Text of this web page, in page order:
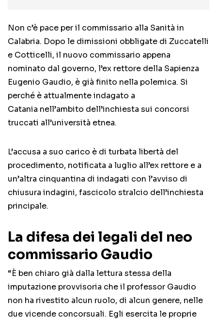
Non c’è pace per il commissario alla Sanità in
Calabria. Dopo le dimissioni obbligate di Zuccatelli
e Cotticelli, il nuovo commissario appena
nominato dal governo, l’ex rettore della Sapienza
Eugenio Gaudio, è già finito nella polemica. Si
perché è attualmente indagato a
Catania nell’ambito dell’inchiesta sui concorsi
truccati all’università etnea.
L’accusa a suo carico è di turbata libertà del
procedimento, notificata a luglio all’ex rettore e a
un’altra cinquantina di indagati con l’avviso di
chiusura indagini, fascicolo stralcio dell’inchiesta
principale.
La difesa dei legali del neo
commissario Gaudio
“È ben chiaro già dalla lettura stessa della
imputazione provvisoria che il professor Gaudio
non ha rivestito alcun ruolo, di alcun genere, nelle
due vicende concorsuali. Egli esercita le proprie